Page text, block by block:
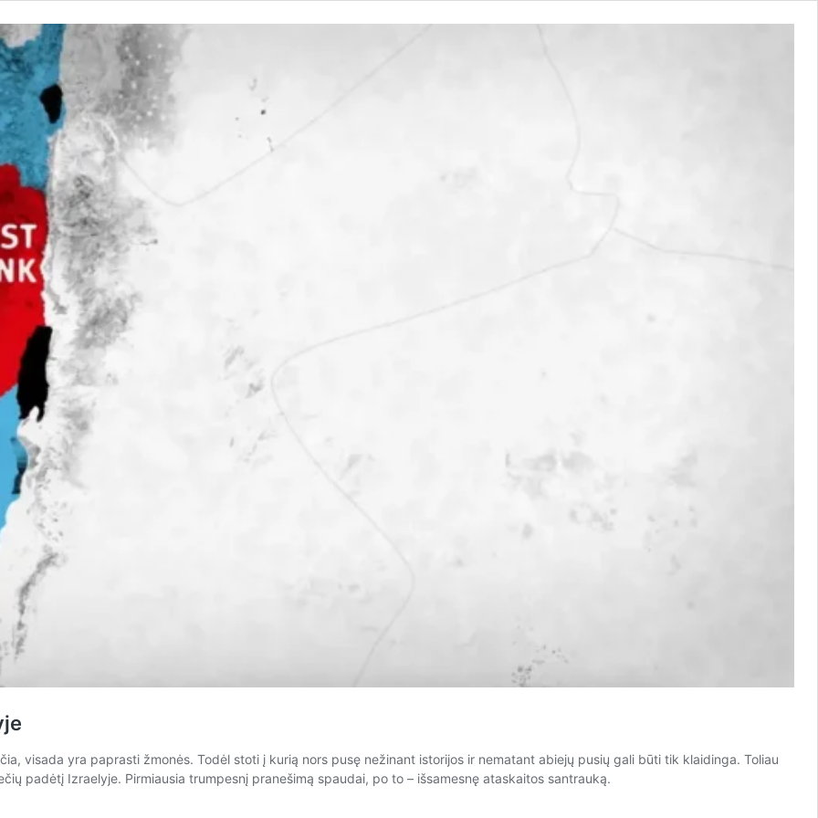
visada yra paprasti žmonės. Todėl stoti į kurią nors pusę nežinant istorijos ir nematant abiejų pusių gali būti tik klaidinga. Toliau
padėtį Izraelyje. Pirmiausia trumpesnį pranešimą spaudai, po to – išsamesnę ataskaitos santrauką.